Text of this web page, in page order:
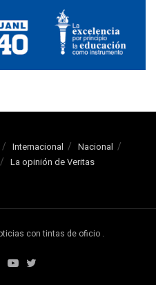
Internacional
Nacional
La opinión de Veritas
con tintas de oficio .